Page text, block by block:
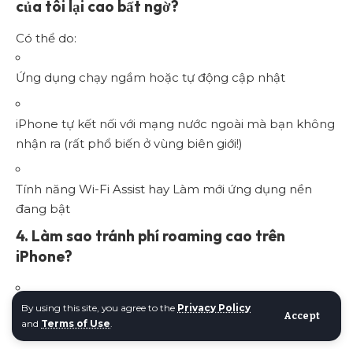
By using this site, you agree to the Privacy Policy
and Terms of Use.
Accept
của tôi lại cao bất ngờ?
Có thể do:
Ứng dụng chạy ngầm hoặc tự động cập nhật
iPhone tự kết nối với mạng nước ngoài mà bạn không
nhận ra (rất phổ biến ở vùng biên giới!)
Tính năng Wi-Fi Assist hay Làm mới ứng dụng nền
đang bật
4. Làm sao tránh phí roaming cao trên
iPhone?
Tắt chuyển vùng dữ liệu:Cài đặt > Di động > Tuỳ chọn
dữ liệu di động > Tắt chuyển vùng